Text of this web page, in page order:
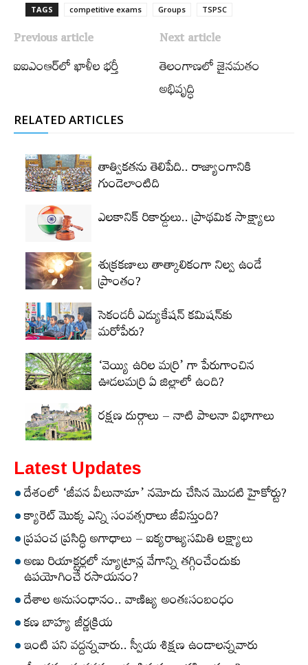
TAGS competitive exams Groups‌ TSPSC
Previous article
ఐఐఎంఆర్‌లో ఖాళీల భర్తీ
Next article
తెలంగాణ‌లో జైన‌మ‌తం
అభివృద్ధి
RELATED ARTICLES
తాత్వికతను తెలిపేది.. రాజ్యాంగానికి
గుండెలాంటిది
ఎలకానిక్‌ రికార్డులు.. ప్రాథమిక సాక్ష్యాలు
శుక్రకణాలు తాత్కాలికంగా నిల్వ ఉండే
ప్రాంతం?
సెకండరీ ఎడ్యుకేషన్‌ కమిషన్‌కు
మరోపేరు?
‘వెయ్యి ఉరిల మర్రి’ గా పేరుగాంచిన
ఊడలమర్రి ఏ జిల్లాలో ఉంది?
రక్షణ దుర్గాలు – నాటి పాలనా విభాగాలు
Latest Updates
దేశంలో ‘జీవన వీలునామా’ నమోదు చేసిన మొదటి హైకోర్టు?
క్యారెట్‌ మొక్క ఎన్ని సంవత్సరాలు జీవిస్తుంది?
ప్రపంచ ప్రసిద్ధి అగాధాలు – ఐక్యరాజ్యసమితి లక్ష్యాలు
అణు రియాక్టర్లలో న్యూట్రాన్ల వేగాన్ని తగ్గించేందుకు
ఉపయోగించే రసాయనం?
దేశాల అనుసంధానం.. వాణిజ్య అంతఃసంబంధం
కణ బాహ్య జీర్ణక్రియ
ఇంటి పని వద్దన్నవారు.. స్వీయ శిక్షణ ఉండాలన్నవారు